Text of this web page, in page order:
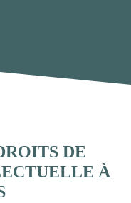
DE
À